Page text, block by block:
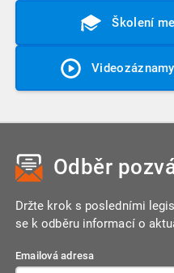
Školení
Odběr
Držte krok s posledními
se k odběru informací o
Emailová adresa